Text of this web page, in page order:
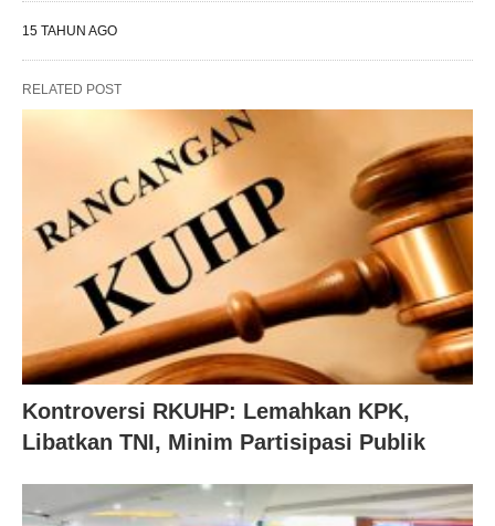
15 TAHUN AGO
RELATED POST
Kontroversi RKUHP: Lemahkan KPK,
Libatkan TNI, Minim Partisipasi Publik